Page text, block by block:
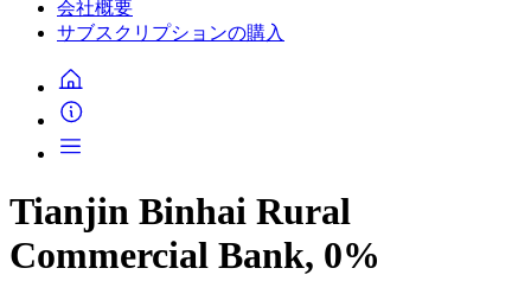
会社概要
サブスクリプションの購入
Tianjin Binhai Rural
Commercial Bank, 0%